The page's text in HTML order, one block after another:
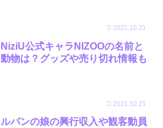
2021.10.21
NiziU公式キャラNIZOOの名前と
動物は？グッズや売り切れ情報も
2021.10.21
ルパンの娘の興行収入や観客動員